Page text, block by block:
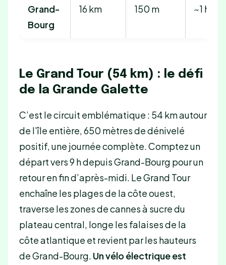
Grand-
Bourg
16 km 150 m ~1 h
Le Grand Tour (54 km) : le défi
de la Grande Galette
C’est le circuit emblématique : 54 km autour
de l’île entière, 650 mètres de dénivelé
positif, une journée complète. Comptez un
départ vers 9 h depuis Grand-Bourg pour un
retour en fin d’après-midi. Le Grand Tour
enchaîne les plages de la côte ouest,
traverse les zones de cannes à sucre du
plateau central, longe les falaises de la
côte atlantique et revient par les hauteurs
de Grand-Bourg. Un vélo électrique est